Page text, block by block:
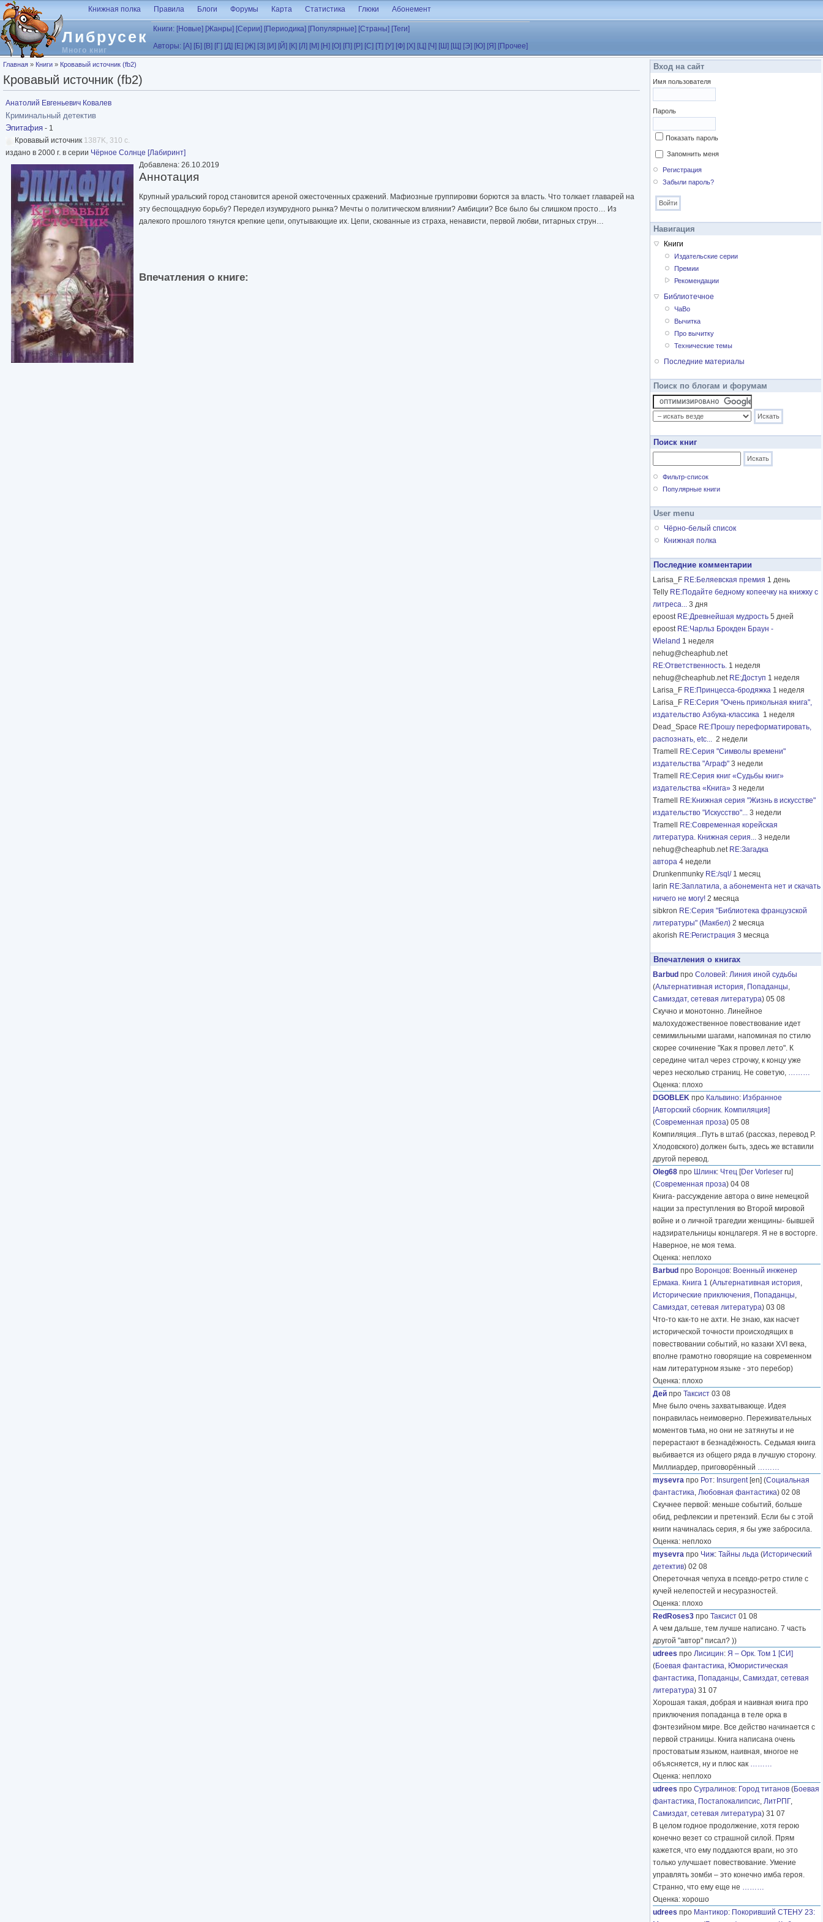
Перейти к основному содержанию
Либрусек
Много книг
Книжная полка Правила Блоги Форумы Карта Статистика Глюки Абонемент
Книги: [Новые] [Жанры] [Серии] [Периодика] [Популярные] [Страны] [Теги]
Авторы: [А] [Б] [В] [Г] [Д] [Е] [Ж] [З] [И] [Й] [К] [Л] [М] [Н] [О] [П] [Р] [С] [Т] [У] [Ф] [Х] [Ц] [Ч] [Ш] [Щ] [Э] [Ю] [Я] [Прочее]
Вы здесь
Главная » Книги » Кровавый источник (fb2)
Кровавый источник (fb2)
Анатолий Евгеньевич Ковалев
Криминальный детектив
Эпитафия - 1
Кровавый источник 1387K, 310 с.
издано в 2000 г. в серии Чёрное Солнце [Лабиринт]
Добавлена: 26.10.2019
Аннотация
Крупный уральский город становится ареной ожесточенных сражений. Мафиозные группировки борются за власть. Что толкает главарей на
эту беспощадную борьбу? Передел изумрудного рынка? Мечты о политическом влиянии? Амбиции? Все было бы слишком просто… Из
далекого прошлого тянутся крепкие цепи, опутывающие их. Цепи, скованные из страха, ненависти, первой любви, гитарных струн…
Впечатления о книге:
Вход на сайт
Имя пользователя
Пароль
Показать пароль
Запомнить меня
Регистрация
Забыли пароль?
Навигация
Книги
Издательские серии
Премии
Рекомендации
Библиотечное
ЧаВо
Вычитка
Про вычитку
Технические темы
Последние материалы
Поиск по блогам и форумам
Поиск книг
Фильтр-список
Популярные книги
User menu
Чёрно-белый список
Книжная полка
Последние комментарии
Larisa_F RE:Беляевская премия 1 день
Telly RE:Подайте бедному копеечку на книжку с
литреса... 3 дня
epoost RE:Древнейшая мудрость 5 дней
epoost RE:Чарльз Брокден Браун -
Wieland 1 неделя
nehug@cheaphub.net
RE:Ответственность. 1 неделя
nehug@cheaphub.net RE:Доступ 1 неделя
Larisa_F RE:Принцесса-бродяжка 1 неделя
Larisa_F RE:Серия "Очень прикольная книга",
издательство Азбука-классика 1 неделя
Dead_Space RE:Прошу переформатировать,
распознать, etc... 2 недели
Tramell
RE:Серия "Символы времени"
издательства "Аграф" 3 недели
Tramell
RE:Серия книг «Судьбы книг»
издательства «Книга» 3 недели
Tramell
RE:Книжная серия "Жизнь в искусстве"
издательство "Искусство"... 3 недели
Tramell
RE:Современная корейская
литература. Книжная серия... 3 недели
nehug@cheaphub.net RE:Загадка
автора 4 недели
Drunkenmunky RE:/sql/ 1 месяц
larin RE:Заплатила, а абонемента нет и скачать
ничего не могу! 2 месяца
sibkron RE:Серия "Библиотека французской
литературы" (Макбел) 2 месяца
akorish RE:Регистрация 3 месяца
Впечатления о книгах
Barbud про Соловей: Линия иной судьбы
(Альтернативная история, Попаданцы,
Самиздат, сетевая литература) 05 08
Скучно и монотонно. Линейное
малохудожественное повествование идет
семимильными шагами, напоминая по стилю
скорее сочинение "Как я провел лето". К
середине читал через строчку, к концу уже
через несколько страниц. Не советую, ………
Оценка: плохо
DGOBLEK про Кальвино: Избранное
[Авторский сборник. Компиляция]
(Современная проза) 05 08
Компиляция...Путь в штаб (рассказ, перевод Р.
Хлодовского) должен быть, здесь же вставили
другой перевод.
Oleg68 про Шлинк: Чтец [Der Vorleser ru]
(Современная проза) 04 08
Книга- рассуждение автора о вине немецкой
нации за преступления во Второй мировой
войне и о личной трагедии женщины- бывшей
надзирательницы концлагеря. Я не в восторге.
Наверное, не моя тема.
Оценка: неплохо
Barbud про Воронцов: Военный инженер
Ермака. Книга 1 (Альтернативная история,
Исторические приключения, Попаданцы,
Самиздат, сетевая литература) 03 08
Что-то как-то не ахти. Не знаю, как насчет
исторической точности происходящих в
повествовании событий, но казаки XVI века,
вполне грамотно говорящие на современном
нам литературном языке - это перебор)
Оценка: плохо
Дей про Таксист 03 08
Мне было очень захватывающе. Идея
понравилась неимоверно. Переживательных
моментов тьма, но они не затянуты и не
перерастают в безнадёжность. Седьмая книга
выбивается из общего ряда в лучшую сторону.
Миллиардер, приговорённый ………
mysevra про Рот: Insurgent[en] (Социальная
фантастика, Любовная фантастика) 02 08
Скучнее первой: меньше событий, больше
обид, рефлексии и претензий. Если бы с этой
книги начиналась серия, я бы уже забросила.
Оценка: неплохо
mysevra про Чиж: Тайны льда (Исторический
детектив) 02 08
Опереточная чепуха в псевдо-ретро стиле с
кучей нелепостей и несуразностей.
Оценка: плохо
RedRoses3 про Таксист 01 08
А чем дальше, тем лучше написано. 7 часть
другой "автор" писал? ))
udrees про Лисицин: Я – Орк. Том 1 [СИ]
(Боевая фантастика, Юмористическая
фантастика, Попаданцы, Самиздат, сетевая
литература) 31 07
Хорошая такая, добрая и наивная книга про
приключения попаданца в теле орка в
фэнтезийном мире. Все действо начинается с
первой страницы. Книга написана очень
простоватым языком, наивная, многое не
объясняется, ну и плюс как ………
Оценка: неплохо
udrees про Сугралинов: Город титанов (Боевая
фантастика, Постапокалипсис, ЛитРПГ,
Самиздат, сетевая литература) 31 07
В целом годное продолжение, хотя герою
конечно везет со страшной силой. Прям
кажется, что ему поддаются враги, но это
только улучшает повествование. Умение
управлять зомби – это конечно имба героя.
Странно, что ему еще не ………
Оценка: хорошо
udrees про Мантикор: Покоривший СТЕНУ 23: